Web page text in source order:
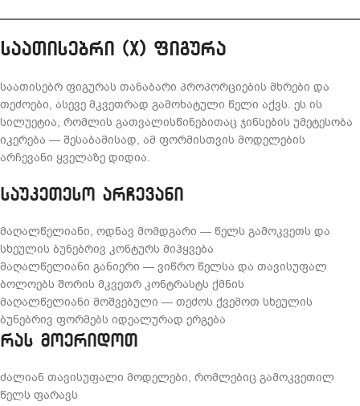
საათისებრი (X) ფიგურა
საათისებრ ფიგურას თანაბარი პროპორციების მხრები და
თეძოები, ასევე მკვეთრად გამოხატული წელი აქვს. ეს ის
სილუეტია, რომლის გათვალისწინებითაც ჯინსების უმეტესობა
იკერება — შესაბამისად, ამ ფორმისთვის მოდელების
არჩევანი ყველაზე დიდია.
საუკეთესო არჩევანი
მაღალწელიანი, ოდნავ მომდგარი — წელს გამოკვეთს და
სხეულის ბუნებრივ კონტურს მიჰყვება
მაღალწელიანი განიერი — ვიწრო წელსა და თავისუფალ
ბოლოებს შორის მკვეთრ კონტრასტს ქმნის
მაღალწელიანი მოშვებული — თეძოს ქვემოთ სხეულის
ბუნებრივ ფორმებს იდეალურად ერგება
რას მოერიდოთ
ძალიან თავისუფალი მოდელები, რომლებიც გამოკვეთილ
წელს ფარავს